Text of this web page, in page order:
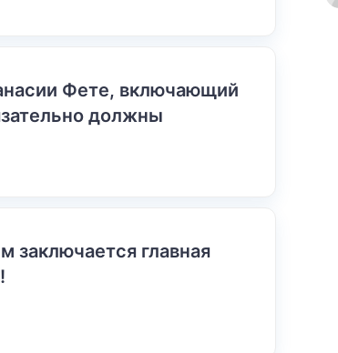
Фете, включающий
должны
заключается главная